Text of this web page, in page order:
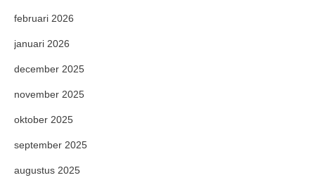
februari 2026
januari 2026
december 2025
november 2025
oktober 2025
september 2025
augustus 2025